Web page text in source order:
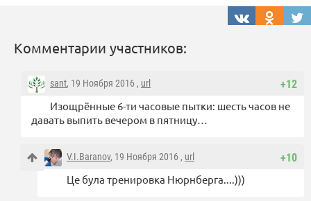
Комментарии участников:
+12
sant, 19 Ноября 2016 , url
Изощрённые 6-ти часовые пытки: шесть часов не
давать выпить вечером в пятницу…
+10
V.I.Baranov, 19 Ноября 2016 , url
Це була тренировка Нюрнберга....)))